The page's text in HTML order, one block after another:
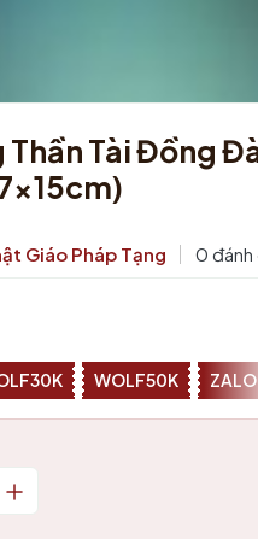
Tài Đồng
Giáo Pháp Tạng 0 đánh
WOLF50K